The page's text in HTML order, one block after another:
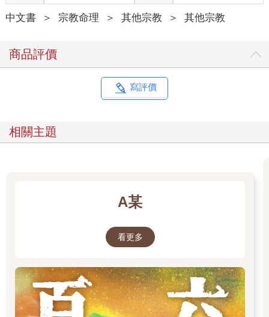
這種學習方式不只適用於「經」的文體，也適用於其他學問的典
籍。因為「經」的文字非常精練簡短，寫經的老師在教正文的時
將前後經句連貫起來。後來，就演變成一套專門解讀經文的經
文，成為「解經之經」，文法學者，如解讀《吠陀》經典的「彌
套規矩。但是，很多現代的翻譯者就沒受過這方面的訓練，他們
在翻譯經文的時候，往往毫不依循這些解經的規矩。在古代，只
有一部能夠被確認出它們成書的年代。這是因為印度自有一套截
言，是完全無法思議的。直到一個世紀以前，大多數西方學者還
認為人類的歷史最多只有五千年，他們認為這個星球乃至於整個
相較之下，一般印度的婆羅門哲學家，他們在從小所生長的環境
中，就被訓練要用「劫」（kalpa）的觀念來思考時間。每一個劫
的循環，從形成到毀滅，有億萬年之久。與此相關的是永恆智慧
中文書 ＞ 宗教命理 ＞ 其他宗教 ＞ 其他宗教
商品評價
寫評價
相關主題
A某
看更多